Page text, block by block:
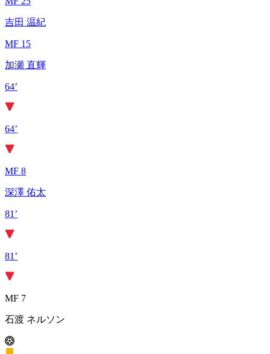
吉田 温紀
MF 15
加瀬 直輝
64’
64’
MF 8
深澤 佑太
81’
81’
MF 7
石渡 ネルソン